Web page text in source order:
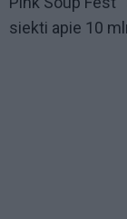
siekti apie 10